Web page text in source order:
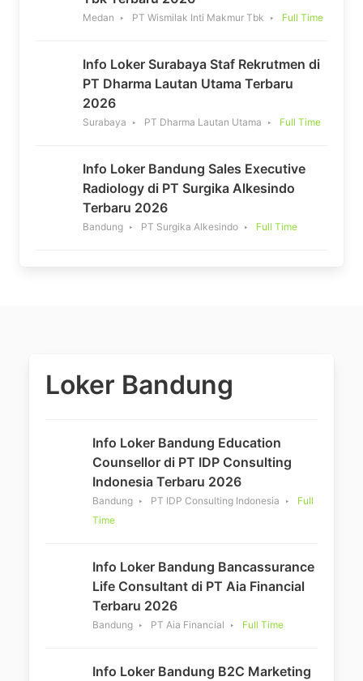
Medan PT Wismilak Inti Makmur Tbk Full Time
Info Loker Surabaya Staf Rekrutmen di
PT Dharma Lautan Utama Terbaru
2026
Surabaya PT Dharma Lautan Utama Full Time
Info Loker Bandung Sales Executive
Radiology di PT Surgika Alkesindo
Terbaru 2026
Bandung PT Surgika Alkesindo Full Time
Loker Bandung
Info Loker Bandung Education
Counsellor di PT IDP Consulting
Indonesia Terbaru 2026
Bandung PT IDP Consulting Indonesia
Full
Time
Info Loker Bandung Bancassurance
Life Consultant di PT Aia Financial
Terbaru 2026
Bandung PT Aia Financial Full Time
Info Loker Bandung B2C Marketing